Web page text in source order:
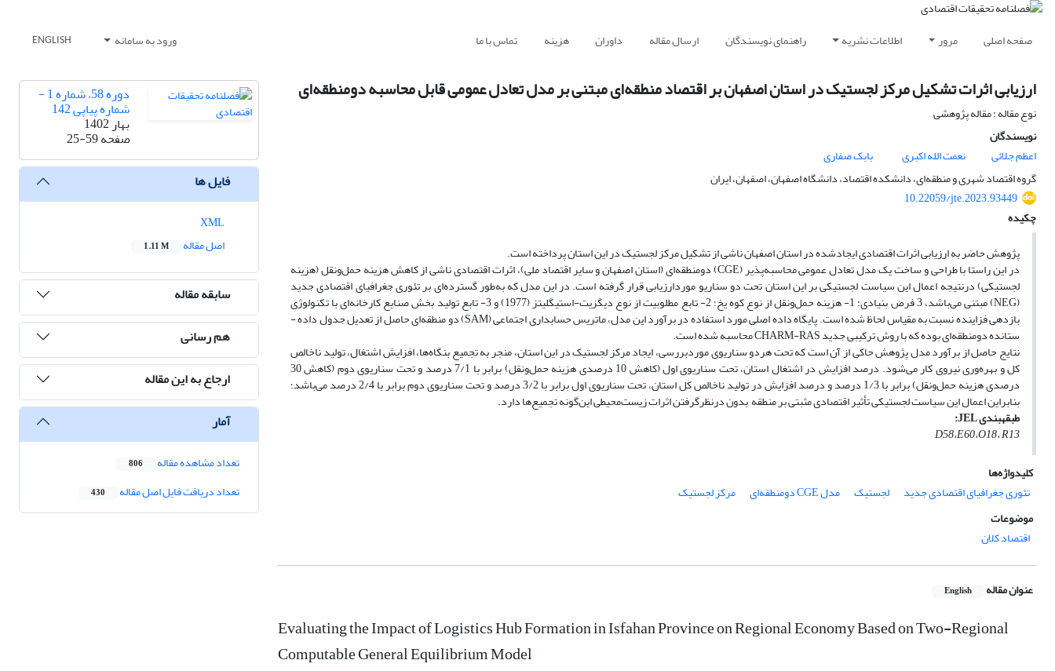
صفحه اصلی مرور اطلاعات نشریه راهنمای نویسندگان ارسال مقاله داوران هزینه تماس با ما ورود به سامانه ENGLISH
ارزیابی اثرات تشکیل مرکز لجستیک در استان اصفهان بر اقتصاد منطقه‌ای مبتنی بر مدل تعادل عمومی قابل محاسبه دومنطقه‌ای
نوع مقاله : مقاله پژوهشی
نویسندگان
اعظم جلائی
نعمت الله اکبری
بابک صفاری
گروه اقتصاد شهری و منطقه‌ای، دانشکده اقتصاد، دانشگاه اصفهان، اصفهان، ایران
10.22059/jte.2023.93449
چکیده
پژوهش حاضر به ارزیابی اثرات اقتصادی ایجادشده در استان اصفهان ناشی از تشکیل مرکز لجستیک در این استان پرداخته است.
در این راستا با طراحی و ساخت یک مدل تعادل عمومی محاسبه‌پذیر (CGE) دومنطقه‌ای (استان اصفهان و سایر اقتصاد ملی)، اثرات اقتصادی ناشی از کاهش هزینه حمل‌ونقل (هزینه
لجستیکی) درنتیجه اعمال این سیاست لجستیکی بر این استان تحت دو سناریو موردارزیابی قرار گرفته است. در این مدل که به‌طور گسترده‌ای بر تئوری جغرافیای اقتصادی جدید
(NEG) مبتنی می‌باشد، 3 فرض بنیادی: 1- هزینه حمل‌ونقل از نوع کوه یخ؛ 2- تابع مطلوبیت از نوع دیگزیت-استیگلیتز (1977) و 3- تابع تولید بخش صنایع کارخانه‌ای با تکنولوژی
بازدهی فزاینده نسبت به مقیاس لحاظ شده است. پایگاه داده اصلی مورد استفاده در برآورد این مدل، ماتریس حسابداری اجتماعی (SAM) دو منطقه‌ای حاصل از تعدیل جدول داده -
ستانده دومنطقه‌ای بوده که با روش ترکیبی جدید CHARM-RAS محاسبه شده است.
نتایج حاصل از برآورد مدل پژوهش حاکی از آن است که تحت هردو سناریوی موردبررسی، ایجاد مرکز لجستیک در این استان، منجر به تجمیع بنگاه‌ها، افزایش اشتغال، تولید ناخالص
کل و بهره‌وری نیروی کار می‌شود. درصد افزایش در اشتغال استان، تحت سناریوی اول (کاهش 10 درصدی هزینه حمل‌ونقل) برابر با 7/1 درصد و تحت سناریوی دوم (کاهش 30
درصدی هزینه حمل‌ونقل) برابر با 1/3 درصد و درصد افزایش در تولید ناخالص کل استان، تحت سناریوی اول برابر با 3/2 درصد و تحت سناریوی دوم برابر با 2/4 درصد می‌باشد؛
بنابراین اعمال این سیاست لجستیکی تأثیر اقتصادی مثبتی بر منطقه بدون درنظرگرفتن اثرات زیست‌محیطی این‌گونه تجمیع‌ها دارد.
طبقهبندیJEL
:
D58،E60،O18، R13
کلیدواژه‌ها
تئوری جغرافیای اقتصادی جدید
لجستیک مدل CGE دومنطقه‌ای
مرکز لجستیک
موضوعات
اقتصاد کلان
عنوان مقاله English
Evaluating the Impact of Logistics Hub Formation in Isfahan Province on Regional Economy Based on Two-Regional
Computable General Equilibrium Model
دوره 58، شماره 1 -
شماره پیاپی 142
بهار 1402
صفحه25-59
فایل ها
اصل مقاله
1.11 M
سابقه مقاله
هم رسانی
ارجاع به این مقاله
آمار
تعداد مشاهده مقاله 806
تعداد دریافت فایل اصل مقاله 430